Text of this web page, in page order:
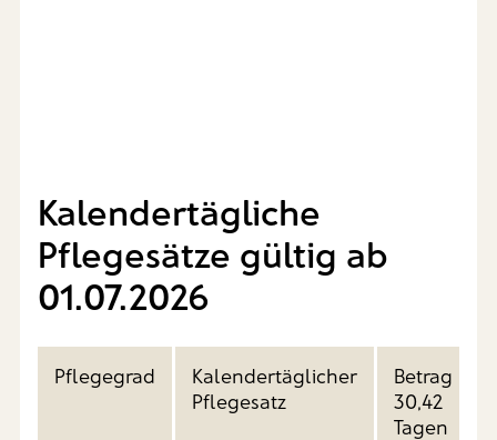
Kalendertägliche
Pflegesätze gültig ab
01.07.2026
Pflegegrad
Kalendertäglicher
Pflegesatz
Betrag bei
30,42
Tagen